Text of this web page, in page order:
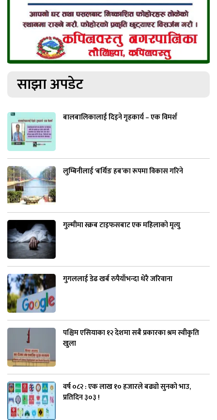
साझा अपडेट
बालबालिकालाई दिइने गृहकार्य – एक विमर्श
लुम्बिनीलाई ‘बर्थिङ हब’का रूपमा विकास गरिने
गुल्मीमा स्क्रब टाइफसबाट एक महिलाको मृत्यु
गुगललाई डेढ खर्ब रुपैयाँभन्दा धेरै जरिवाना
पश्चिम एसियाका १२ देशमा सबै प्रकारका श्रम स्वीकृति
खुला
वर्ष ०८२ : एक लाख १० हजारले बढ्यो सुनको भाउ,
प्रतिदिन ३०३ !